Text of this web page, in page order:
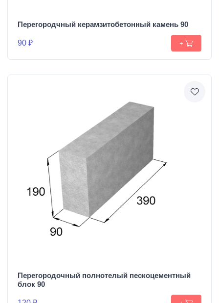
Перегородчный керамзитобетонный камень 90
90 ₽ +
Перегородочный полнотелый пескоцементный
блок 90